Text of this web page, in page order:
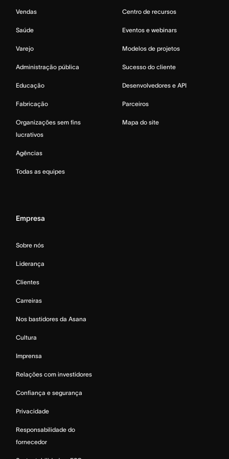
Vendas
Saúde
Varejo
Administração pública
Educação
Fabricação
Organizações sem fins
lucrativos
Agências
Todas as equipes
Centro de recursos
Eventos e webinars
Modelos de projetos
Sucesso do cliente
Desenvolvedores e API
Parceiros
Mapa do site
Empresa
Sobre nós
Liderança
Clientes
Carreiras
Nos bastidores da Asana
Cultura
Imprensa
Relações com investidores
Confiança e segurança
Privacidade
Responsabilidade do
fornecedor